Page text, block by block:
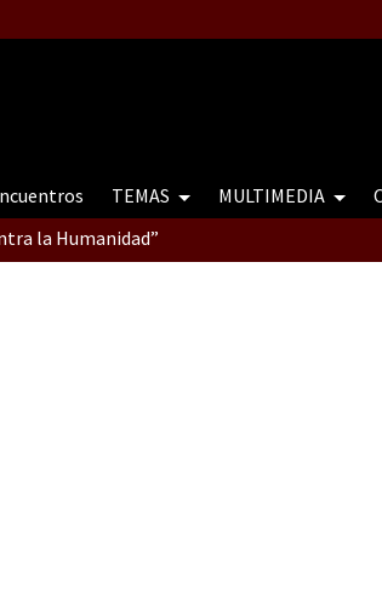
TEMAS MULTIMEDIA
la Humanidad”
a Humanidade”(As populações e a